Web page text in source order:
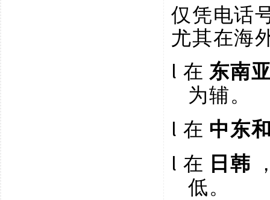
仅凭电话
尤其在海
l 在 东南
为辅。
l 在 中东
l 在 日韩
低。